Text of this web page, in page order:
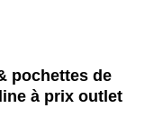
pochettes de
à prix outlet